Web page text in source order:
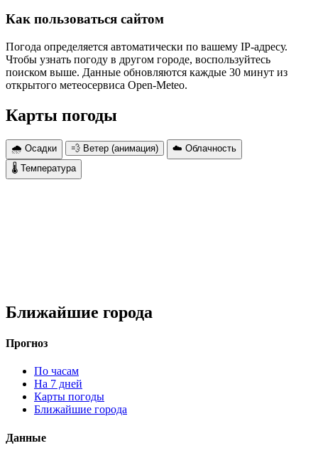
Как пользоваться сайтом
Погода определяется автоматически по вашему IP-адресу.
Чтобы узнать погоду в другом городе, воспользуйтесь
поиском выше. Данные обновляются каждые 30 минут из
открытого метеосервиса Open-Meteo.
Карты погоды
🌧 Осадки 💨 Ветер (анимация)
☁️ Облачность
🌡 Температура
Ближайшие города
Прогноз
По часам
На 7 дней
Карты погоды
Ближайшие города
Данные